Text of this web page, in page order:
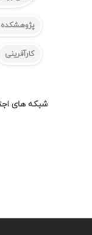
پژوهشکده
کارآفرینی
شبکه های